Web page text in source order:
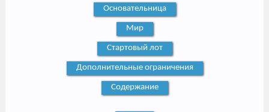
Основательница
Мир
Стартовый лот
Дополнительные ограничения
Содержание